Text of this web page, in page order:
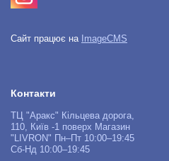
Сайт працює на ImageCMS
Контакти
ТЦ "Аракс" Кільцева дорога,
110, Київ -1 поверх Магазин
"LIVRON" Пн–Пт 10:00–19:45
Сб-Нд 10:00–19:45